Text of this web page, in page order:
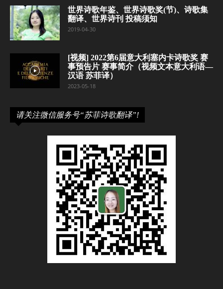
世界诗歌年鉴、世界诗歌奖(节)、诗歌集
翻译、世界诗刊 投稿须知
2019-04-30
[视频] 2022第6届意大利塞内卡诗歌奖 赛
事预告片 赛事简介（视频文本意大利语—
汉语 苏菲译）
2023-05-18
请关注微信服务号“苏菲诗歌翻译”!